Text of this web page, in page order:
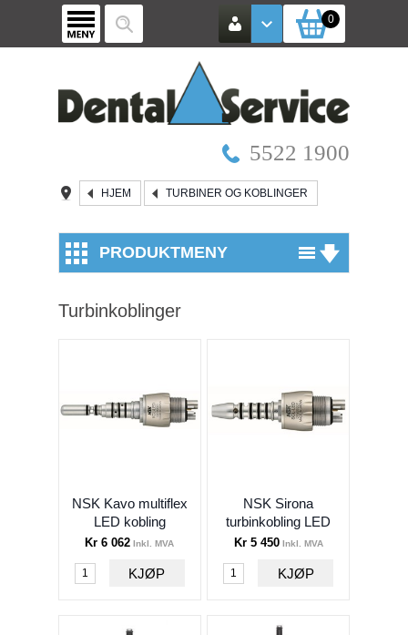
5522 1900
0
HJEM TURBINER OG KOBLINGER
PRODUKTMENY
Vinkelstykker
Turbiner og koblinger
Turbiner med minihode
Spesialturbin 45°
W&H Turbiner
Håndstykker og mikromotorer
Turbinkoblinger
NSK Kavo multiflex
LED kobling
Kr 6 062 Inkl. MVA
NSK Sirona
turbinkobling LED
Kr 5 450 Inkl. MVA